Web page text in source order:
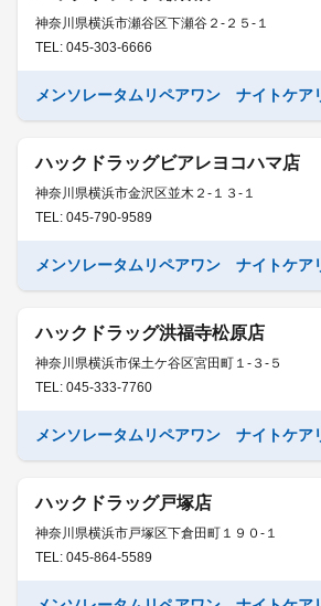
神奈川県横浜市瀬谷区下瀬谷２-２５-１
TEL: 045-303-6666
メンソレータムリペアワン ナイトケア
ハックドラッグビアレヨコハマ店
神奈川県横浜市金沢区並木２-１３-１
TEL: 045-790-9589
メンソレータムリペアワン ナイトケア
ハックドラッグ洪福寺松原店
神奈川県横浜市保土ケ谷区宮田町１-３-５
TEL: 045-333-7760
メンソレータムリペアワン ナイトケア
ハックドラッグ戸塚店
神奈川県横浜市戸塚区下倉田町１９０-１
TEL: 045-864-5589